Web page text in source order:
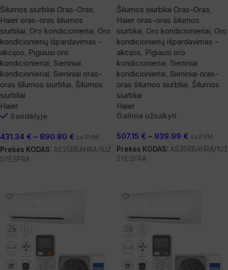
Šilumos siurbliai Oras-Oras,
Haier oras-oras šilumos
siurbliai, Oro kondicionieriai, Oro
kondicionierių išpardavimas -
akcijos, Pigiausi oro
kondicionieriai, Sieniniai
kondicionieriai, Sieniniai oras-
oras šilumos siurbliai, Šilumos
siurbliai
Haier
Sandėlyje
431.34 € – 890.80 € su PVM
Prekės KODAS: AS25RBAHRA/1U2
5YESFRA
Šilumos siurbliai Oras-Oras,
Haier oras-oras šilumos
siurbliai, Oro kondicionieriai, Oro
kondicionierių išpardavimas -
akcijos, Pigiausi oro
kondicionieriai, Sieniniai
kondicionieriai, Sieniniai oras-
oras šilumos siurbliai, Šilumos
siurbliai
Haier
Galima užsakyti
507.15 € – 939.99 € su PVM
Prekės KODAS: AS35RBAHRA/1U3
5YESFRA